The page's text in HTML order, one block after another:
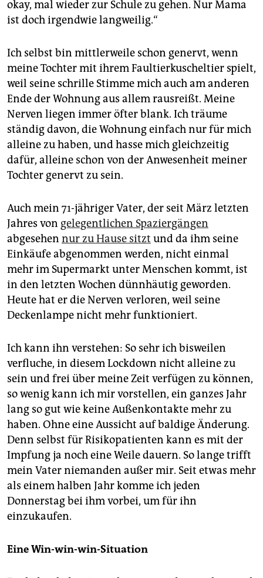
okay, mal wieder zur Schule zu gehen. Nur Mama
ist doch irgendwie langweilig.“
Ich selbst bin mittlerweile schon genervt, wenn
meine Tochter mit ihrem Faultierkuscheltier spielt,
weil seine schrille Stimme mich auch am anderen
Ende der Wohnung aus allem rausreißt. Meine
Nerven liegen immer öfter blank. Ich träume
ständig davon, die Wohnung einfach nur für mich
alleine zu haben, und hasse mich gleichzeitig
dafür, alleine schon von der Anwesenheit meiner
Tochter genervt zu sein.
Auch mein 71-jähriger Vater, der seit März letzten
Jahres von gelegentlichen Spaziergängen
abgesehen nur zu Hause sitzt und da ihm seine
Einkäufe abgenommen werden, nicht einmal
mehr im Supermarkt unter Menschen kommt, ist
in den letzten Wochen dünnhäutig geworden.
Heute hat er die Nerven verloren, weil seine
Deckenlampe nicht mehr funktioniert.
Ich kann ihn verstehen: So sehr ich bisweilen
verfluche, in diesem Lockdown nicht alleine zu
sein und frei über meine Zeit verfügen zu können,
so wenig kann ich mir vorstellen, ein ganzes Jahr
lang so gut wie keine Außenkontakte mehr zu
haben. Ohne eine Aussicht auf baldige Änderung.
Denn selbst für Risikopatienten kann es mit der
Impfung ja noch eine Weile dauern. So lange trifft
mein Vater niemanden außer mir. Seit etwas mehr
als einem halben Jahr komme ich jeden
Donnerstag bei ihm vorbei, um für ihn
einzukaufen.
Eine Win-win-win-Situation